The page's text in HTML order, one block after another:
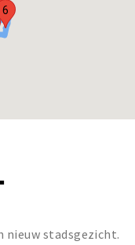
6
nieuw stadsgezicht.